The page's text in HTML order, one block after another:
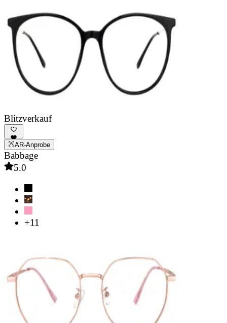
Blitzverkauf
AR-Anprobe
Babbage
5.0
+11